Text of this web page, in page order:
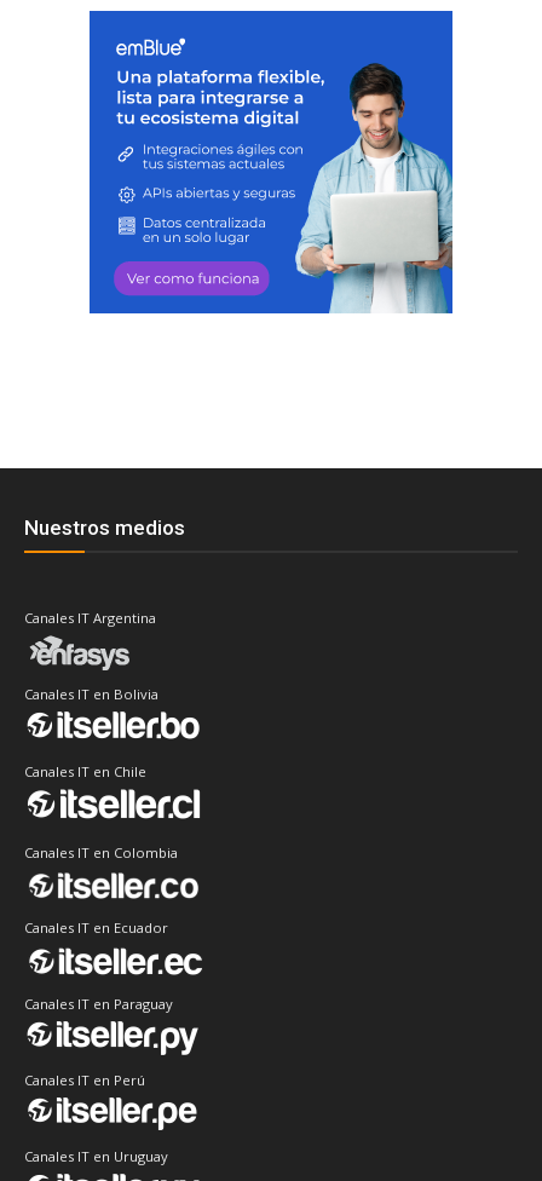
Nuestros medios
Canales IT Argentina
Canales IT en Bolivia
Canales IT en Chile
Canales IT en Colombia
Canales IT en Ecuador
Canales IT en Paraguay
Canales IT en Perú
Canales IT en Uruguay